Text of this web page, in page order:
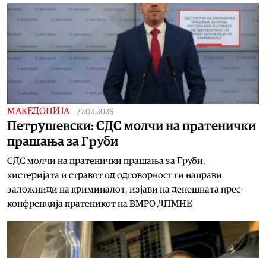
МАКЕДОНИЈА 27.02.2026
Петрушевски: СДС молчи на пратенички
прашања за Груби
СДС молчи на пратенички прашања за Груби,
хистеријата и стравот од одговорност ги направи
заложници на криминалот, изјави на денешната прес-
конфренција пратеникот на ВМРО ДПМНЕ